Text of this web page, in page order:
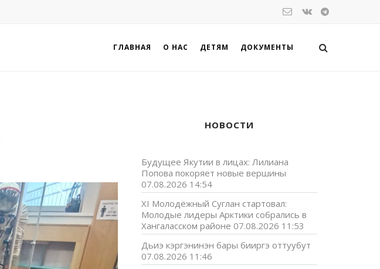
ГЛАВНАЯ О НАС ДЕТЯМ ДОКУМЕНТЫ
НОВОСТИ
Будущее Якутии в лицах: Лилиана
Попова покоряет новые вершины
07.08.2026 14:54
XI Молодёжный Суглан стартовал:
Молодые лидеры Арктики собрались в
Хангаласском районе 07.08.2026 11:53
Дьиэ кэргэнинэн бары бииргэ оттуубут
07.08.2026 11:46